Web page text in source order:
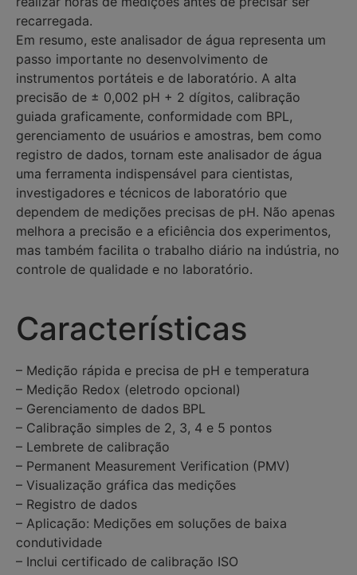
recarregada.
Em resumo, este analisador de água representa um
passo importante no desenvolvimento de
instrumentos portáteis e de laboratório. A alta
precisão de ± 0,002 pH + 2 dígitos, calibração
guiada graficamente, conformidade com BPL,
gerenciamento de usuários e amostras, bem como
registro de dados, tornam este analisador de água
uma ferramenta indispensável para cientistas,
investigadores e técnicos de laboratório que
dependem de medições precisas de pH. Não apenas
melhora a precisão e a eficiência dos experimentos,
mas também facilita o trabalho diário na indústria, no
controle de qualidade e no laboratório.
Características
– Medição rápida e precisa de pH e temperatura
– Medição Redox (eletrodo opcional)
– Gerenciamento de dados BPL
– Calibração simples de 2, 3, 4 e 5 pontos
– Lembrete de calibração
– Permanent Measurement Verification (PMV)
– Visualização gráfica das medições
– Registro de dados
– Aplicação: Medições em soluções de baixa
condutividade
– Inclui certificado de calibração ISO